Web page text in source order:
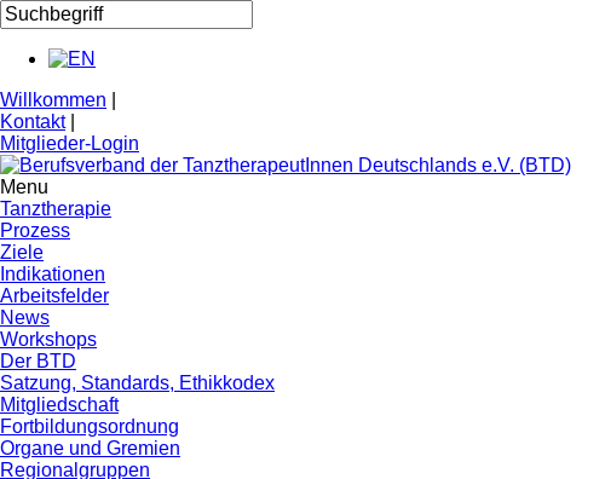
Willkommen
Kontakt|
Mitglieder-Login
Menu
Tanztherapie
Prozess
Ziele
Indikationen
Arbeitsfelder
News
Workshops
Der BTD
Satzung, Standards, Ethikkodex
Mitgliedschaft
Fortbildungsordnung
Organe und Gremien
Regionalgruppen